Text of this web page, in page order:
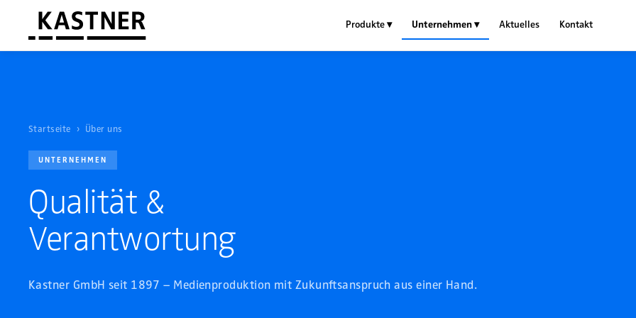
Produkte ▾ Unternehmen ▾ Aktuelles Kontakt
Startseite › Über uns
UNTERNEHMEN
Qualität &
Verantwortung
Kastner GmbH seit 1897 – Medienproduktion mit Zukunftsanspruch aus einer Hand.